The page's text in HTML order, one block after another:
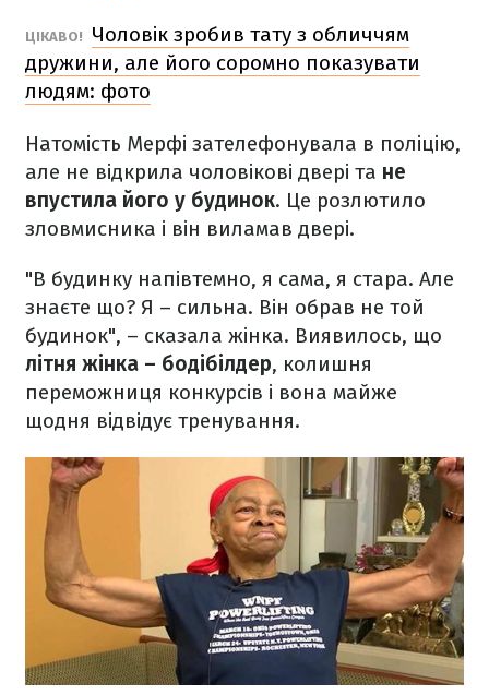
ЦІКАВО!
Чоловік зробив тату з обличчям
дружини, але його соромно показувати
людям: фото
Натомість Мерфі зателефонувала в поліцію,
але не відкрила чоловікові двері та не
впустила його у будинок. Це розлютило
зловмисника і він виламав двері.
"В будинку напівтемно, я сама, я стара. Але
знаєте що? Я – сильна. Він обрав не той
будинок", – сказала жінка. Виявилось, що
літня жінка – бодібілдер, колишня
переможниця конкурсів і вона майже
щодня відвідує тренування.